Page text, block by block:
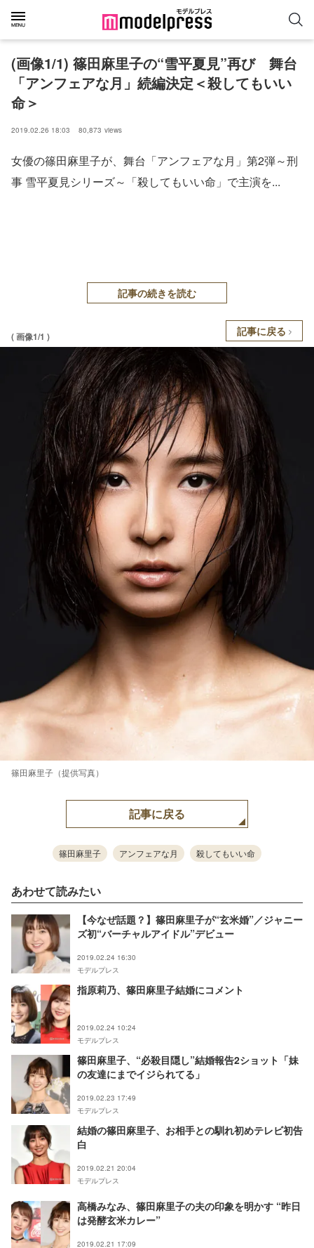
(画像1/1) 篠田麻里子の“雪平夏見”再び 舞台
「アンフェアな月」続編決定＜殺してもいい
命＞
2019.02.26 18:03 80,873 views
女優の篠田麻里子が、舞台「アンフェアな月」第2弾～刑
事 雪平夏見シリーズ～「殺してもいい命」で主演を...
記事の続きを読む
( 画像1/1 ) 記事に戻る
篠田麻里子（提供写真）
記事に戻る
篠田麻里子 アンフェアな月 殺してもいい命
あわせて読みたい
【今なぜ話題？】篠田麻里子が“玄米婚”／ジャニー
ズ初“バーチャルアイドル”デビュー
2019.02.24 16:30
モデルプレス
指原莉乃、篠田麻里子結婚にコメント
2019.02.24 10:24
モデルプレス
篠田麻里子、“必殺目隠し”結婚報告2ショット「妹
の友達にまでイジられてる」
2019.02.23 17:49
モデルプレス
結婚の篠田麻里子、お相手との馴れ初めテレビ初告
白
2019.02.21 20:04
モデルプレス
高橋みなみ、篠田麻里子の夫の印象を明かす “昨日
は発酵玄米カレー”
2019.02.21 17:09